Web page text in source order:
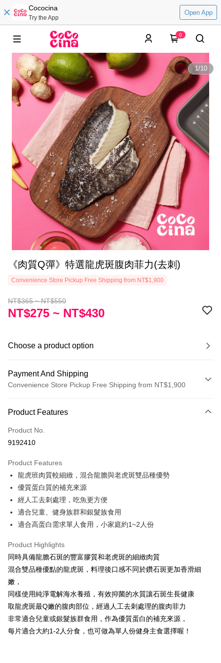
Cococina
Try the App
Open App
0
1/10
《肉質Q彈》特選龍虎斑腹肉菲力(去刺)
Convenience Store Pickup Free Shipping from NT$1,900
NT$365 ~ NT$550
NT$275 ~ NT$430
Choose a product option
Payment And Shipping
Convenience Store Pickup Free Shipping from NT$1,900
Credit Card (Full Payment)
LINE Pay
ATM Transfer
Cash on Delivery
Shipping Method
冷凍7-11取貨(快速到店)
NT$210/order | Free shipping on orders of NT$1,900 or more
冷凍宅配
NT$210/order | Free shipping on orders of NT$1,900 or more
冷凍貨到付款
NT$240/order | Free shipping on orders of NT$1,900 or more
Product Features
Product No.
9192410
Product Features
龍虎班肉質較細緻，混合龍膽與老虎斑雙品種優勢
優質蛋白質的補充來源
經人工去刺處理，吃魚更方便
適合兒童、健身族群和銀髮族食用
適合高蛋白需求單人食用，小家庭約1~2人份
Product Highlights
同時具備龍膽石斑的豐富膠質和老虎斑的細緻肉質
混合雙品種優點的龍虎斑，料理後口感不同於鑽石斑更加香滑細
嫩，
同樣使用純淨電解海水養殖，有效抑菌的水質讓石斑生長健康
取龍虎斑最Q嫩的腹肉部位，經過人工去刺處理的腹肉菲力
非常適合兒童或銀髮族群食用，作為優質蛋白的補充來源，
每片適合大約1-2人分食，也可做為單人份健身主食選擇喔！